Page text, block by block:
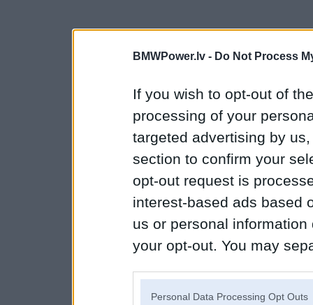
BMWPower.lv - Do Not Process
If you wish to opt-out of
processing of your
targeted advertising by
section to confirm your
opt-out request is
interest-based ads based
us or personal
your opt-out. You may
Personal Data Processing Opt Outs